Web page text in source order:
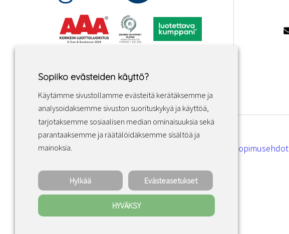
Sopimusehdot
Sopiiko evästeiden käyttö?
Käytämme sivustollamme evästeitä kerätäksemme ja
analysoidaksemme sivuston suorituskykyä ja käyttöä,
tarjotaksemme sosiaalisen median ominaisuuksia sekä
parantaaksemme ja räätälöidäksemme sisältöä ja
mainoksia.
Hylkää Evästeasetukset
HYVÄKSY